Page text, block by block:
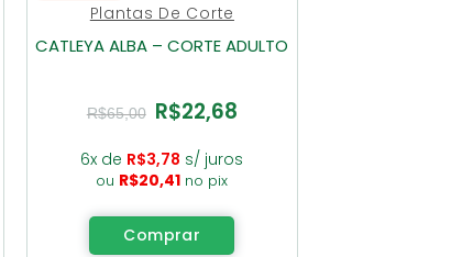
Plantas De Corte
CATLEYA ALBA – CORTE ADULTO
R$65,00 O
preço
era:
R$65,00.
R$22,68
é:
R$22,68.
6x de R$3,78 s/ juros
ou R$20,41 no pix
Comprar